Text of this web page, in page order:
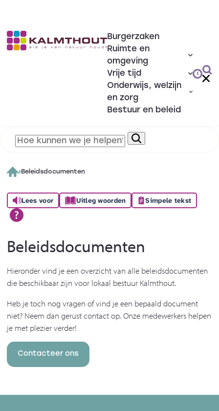
Burgerzaken
Ruimte en
omgeving
Vrije tijd
Onderwijs, welzijn
en zorg
Bestuur en beleid
Beleidsdocumenten
Lees voor Uitleg woorden Simpele tekst
Beleidsdocumenten
Hieronder vind je een overzicht van alle beleidsdocumenten
die beschikbaar zijn voor lokaal bestuur Kalmthout.
Heb je toch nog vragen of vind je een bepaald document
niet? Neem dan gerust contact op. Onze medewerkers helpen
je met plezier verder!
Contacteer ons